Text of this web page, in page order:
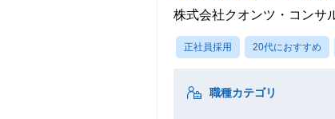
株式会社クオンツ・コンサ
正社員採用 20代におすすめ
職種カテゴリ